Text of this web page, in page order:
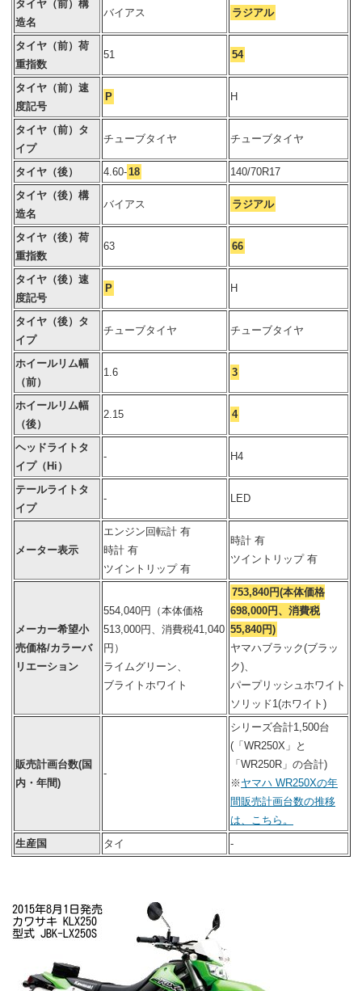
タイヤ（前）構
造名
バイアス ラジアル
タイヤ（前）荷
重指数
51 54
タイヤ（前）速
度記号
P H
タイヤ（前）タ
イプ
チューブタイヤ チューブタイヤ
タイヤ（後） 4.60-18
140/70R17
タイヤ（後）構
造名
バイアス ラジアル
タイヤ（後）荷
重指数
63 66
タイヤ（後）速
度記号
P H
タイヤ（後）タ
イプ
チューブタイヤ チューブタイヤ
ホイールリム幅
（前）
1.6 3
ホイールリム幅
（後）
2.15 4
ヘッドライトタ
イプ（Hi）
- H4
テールライトタ
イプ
- LED
メーター表示
エンジン回転計 有
時計 有
ツイントリップ 有
時計 有
ツイントリップ 有
メーカー希望小
売価格/カラーバ
リエーション
554,040円（本体価格
513,000円、消費税41,040
円）
ライムグリーン、
ブライトホワイト
753,840円(本体価格
698,000円、消費税
55,840円)
ヤマハブラック(ブラッ
ク)、
パープリッシュホワイト
ソリッド1(ホワイト)
販売計画台数(国
内・年間)
-
シリーズ合計1,500台
(「WR250X」と
「WR250R」の合計)
※ ヤマハ WR250Xの年
間販売計画台数の推移
は、こちら。
生産国
タイ -